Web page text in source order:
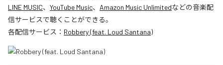
LINE MUSIC、 YouTube Music、 Amazon Music Unlimitedなどの音楽配
信サービスで聴くことができる。
各配信サービス： Robbery (feat. Loud Santana)